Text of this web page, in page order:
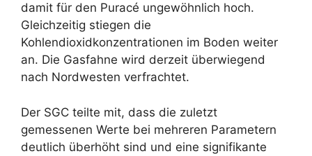
damit für den Puracé ungewöhnlich hoch.
Gleichzeitig stiegen die
Kohlendioxidkonzentrationen im Boden weiter
an. Die Gasfahne wird derzeit überwiegend
nach Nordwesten verfrachtet.
Der SGC teilte mit, dass die zuletzt
gemessenen Werte bei mehreren Parametern
deutlich überhöht sind und eine signifikante